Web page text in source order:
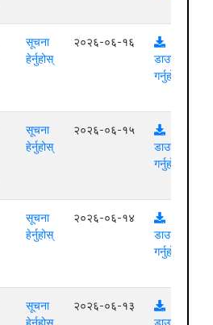
सूचना
हेर्नुहोस्
२०२६-०६-१६
डाउनलोड
गर्नुहोस्
सूचना
हेर्नुहोस्
२०२६-०६-१५
डाउनलोड
गर्नुहोस्
सूचना
हेर्नुहोस्
२०२६-०६-१४
डाउनलोड
गर्नुहोस्
सूचना
२०२६-०६-१३